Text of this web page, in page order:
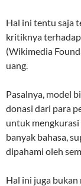
Hal ini tentu saja
kritiknya
(Wikimedia
uang.
Pasalnya, model
donasi dari para
untuk
banyak bahasa,
dipahami oleh
Hal ini juga